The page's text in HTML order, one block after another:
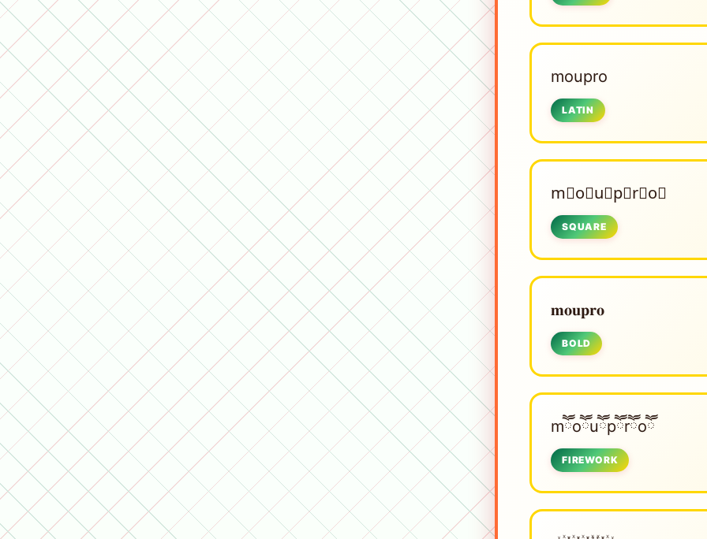
moupro
LATIN
m⃟o⃟u⃟p⃟r⃟o⃟
SQUARE
𝐦𝐨𝐮𝐩𝐫𝐨
BOLD
mཽoཽuཽpཽrཽoཽ
FIREWORK